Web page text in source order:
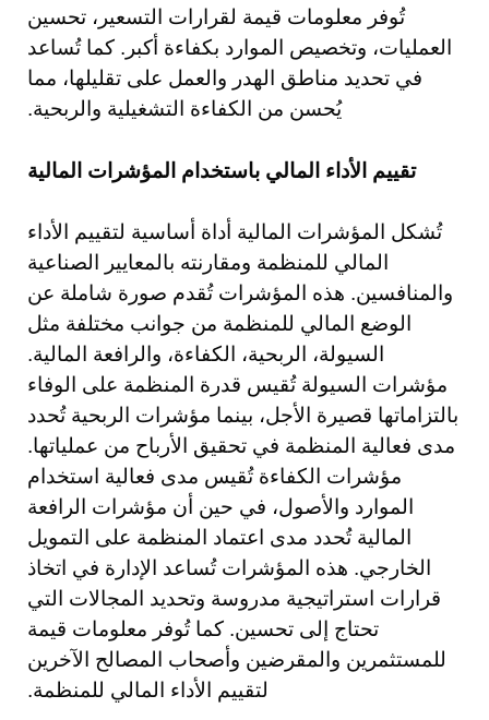
تُوفر معلومات قيمة لقرارات التسعير، تحسين
العمليات، وتخصيص الموارد بكفاءة أكبر. كما تُساعد
في تحديد مناطق الهدر والعمل على تقليلها، مما
يُحسن من الكفاءة التشغيلية والربحية.
تقييم الأداء المالي باستخدام المؤشرات المالية
تُشكل المؤشرات المالية أداة أساسية لتقييم الأداء
المالي للمنظمة ومقارنته بالمعايير الصناعية
والمنافسين. هذه المؤشرات تُقدم صورة شاملة عن
الوضع المالي للمنظمة من جوانب مختلفة مثل
السيولة، الربحية، الكفاءة، والرافعة المالية.
مؤشرات السيولة تُقيس قدرة المنظمة على الوفاء
بالتزاماتها قصيرة الأجل، بينما مؤشرات الربحية تُحدد
مدى فعالية المنظمة في تحقيق الأرباح من عملياتها.
مؤشرات الكفاءة تُقيس مدى فعالية استخدام
الموارد والأصول، في حين أن مؤشرات الرافعة
المالية تُحدد مدى اعتماد المنظمة على التمويل
الخارجي. هذه المؤشرات تُساعد الإدارة في اتخاذ
قرارات استراتيجية مدروسة وتحديد المجالات التي
تحتاج إلى تحسين. كما تُوفر معلومات قيمة
للمستثمرين والمقرضين وأصحاب المصالح الآخرين
لتقييم الأداء المالي للمنظمة.